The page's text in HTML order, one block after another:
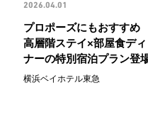
プロポーズにもおすすめ
高層階ステイ×部屋食ディ
ナーの特別宿泊プラン登
横浜ベイホテル東急
2026.04.01